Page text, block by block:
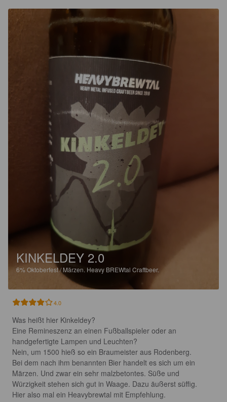
KINKELDEY 2.0
6%Oktoberfest / Märzen. Heavy BREWtal Craftbeer.
4.0
Was heißt hier Kinkeldey?
Eine Remineszenz an einen Fußballspieler oder an
handgefertigte Lampen und Leuchten?
Nein, um 1500 hieß so ein Braumeister aus Rodenberg.
Bei dem nach ihm benannten Bier handelt es sich um ein
Märzen. Und zwar ein sehr malzbetontes. Süße und
Würzigkeit stehen sich gut in Waage. Dazu äußerst süffig.
Hier also mal ein Heavybrewtal mit Empfehlung.